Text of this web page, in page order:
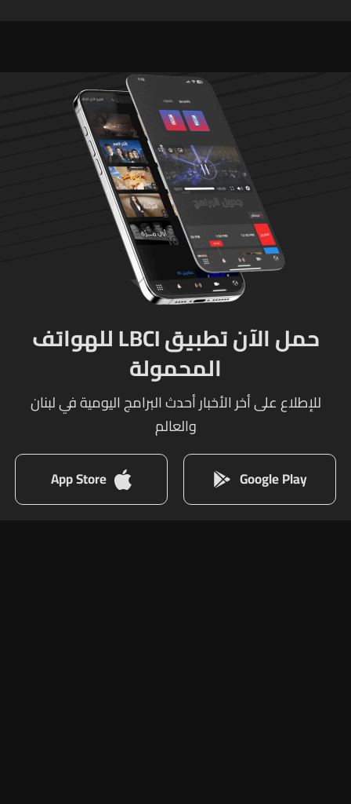
حمل الآن تطبيق LBCI للهواتف
المحمولة
للإطلاع على أخر الأخبار أحدث البرامج اليومية في لبنان
والعالم
Google Play
App Store